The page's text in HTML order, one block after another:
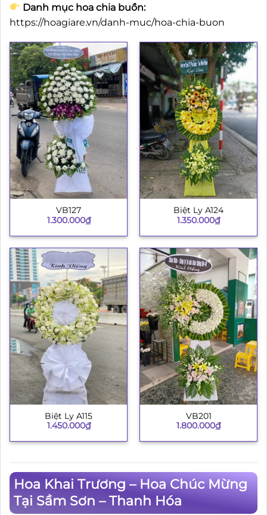
Danh mục hoa chia buồn:
https://hoagiare.vn/danh-muc/hoa-chia-buon
VB127
1.300.000₫
Biệt Ly A124
1.350.000₫
Biệt Ly A115
1.450.000₫
VB201
1.800.000₫
Hoa Khai Trương – Hoa Chúc Mừng
Tại Sầm Sơn – Thanh Hóa